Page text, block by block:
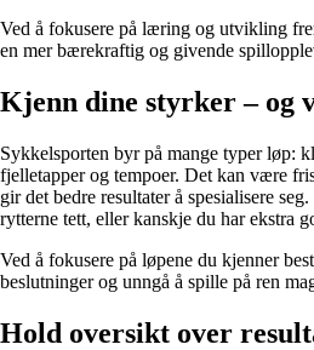
Ved å fokusere på læring og utvikling
en mer bærekraftig og givende
Kjenn dine styrker – og
Sykkelsporten byr på mange typer løp:
fjelletapper og tempoer. Det kan være
gir det bedre resultater å spesialisere
rytterne tett, eller kanskje du har ekstra
Ved å fokusere på løpene du kjenner
beslutninger og unngå å spille på ren
Hold oversikt over